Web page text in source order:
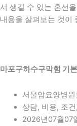
서 생길 수 있는 혼선
내용을 살펴보는 것이
마포구하수구막힘 기
서울암요양병
상담, 비용, 조
2026년07월07